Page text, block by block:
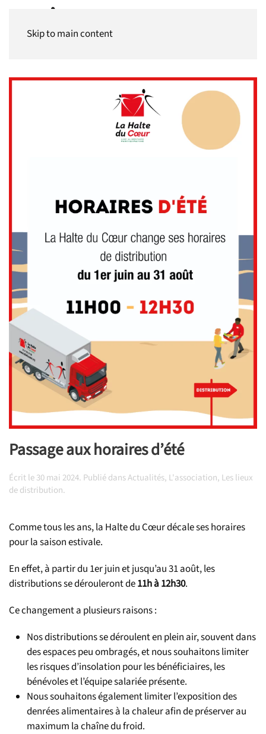
Skip to main content
Passage aux horaires d’été
Écrit le30 mai 2024. Publié dansActualités, L'association, Les lieux
de distribution.
Comme tous les ans, la Halte du Cœur décale ses horaires
pour la saison estivale.
En effet, à partir du 1er juin et jusqu’au 31 août, les
distributions se dérouleront de11h à 12h30.
Ce changement a plusieurs raisons :
Nos distributions se déroulent en plein air, souvent dans
des espaces peu ombragés, et nous souhaitons limiter
les risques d’insolation pour les bénéficiaires, les
bénévoles et l’équipe salariée présente.
Nous souhaitons également limiter l’exposition des
denrées alimentaires à la chaleur afin de préserver au
maximum la chaîne du froid.
Panneau de gestion des cookies